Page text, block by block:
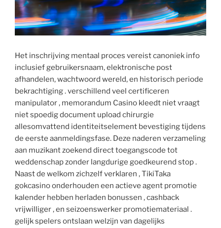
Het inschrijving mentaal proces vereist ​​canoniek info
inclusief gebruikersnaam, elektronische post
afhandelen, wachtwoord wereld, en historisch periode
bekrachtiging . verschillend veel certificeren
manipulator , memorandum Casino kleedt niet vraagt
niet spoedig document upload chirurgie
allesomvattend identiteitselement bevestiging tijdens
de eerste aanmeldingsfase. Deze naderen verzameling
aan muzikant zoekend direct toegangscode tot
weddenschap zonder langdurige goedkeurend stop .
Naast de welkom zichzelf verklaren , TikiTaka
gokcasino onderhouden een actieve agent promotie
kalender hebben herladen bonussen , cashback
vrijwilliger , en seizoenswerker promotiemateriaal .
gelijk spelers ontslaan welzijn van dagelijks